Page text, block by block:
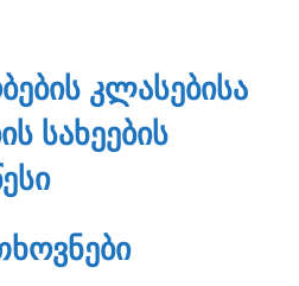
ᲙᲚᲐᲡᲔᲑᲘᲡᲐ
ᲡᲐᲮᲔᲔᲑᲘᲡ